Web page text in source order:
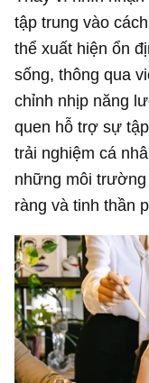
tập trung vào
thể xuất hiện ổn
sống, thông qua
chỉnh nhịp năng
quen hỗ trợ sự
trải nghiệm cá
những môi
ràng và tinh thần